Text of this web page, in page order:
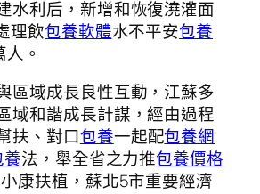
水利后，新增和恢復澆灌面
理飲包養軟體水不平安包養
。
區域成長良性互動，江蘇多
域和諧成長計謀，經由過程
扶、對口包養一起配包養網
法，舉全省之力推包養價格
康扶植，蘇北5市重要經濟